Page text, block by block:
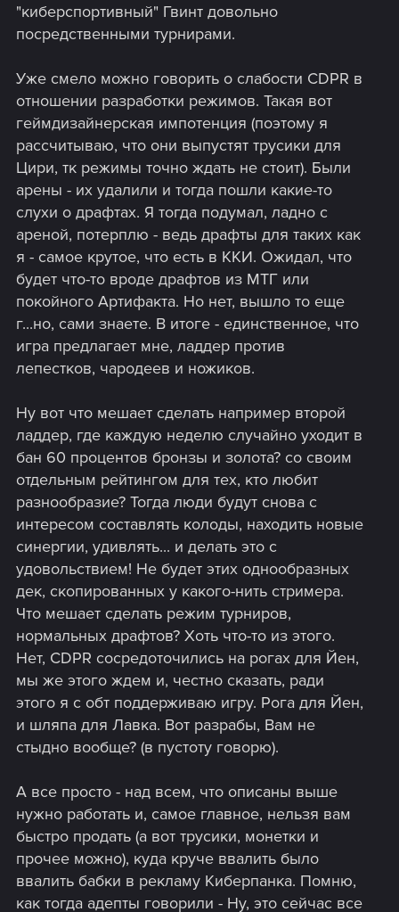
"киберспортивный" Гвинт довольно
посредственными турнирами.
Уже смело можно говорить о слабости CDPR в
отношении разработки режимов. Такая вот
геймдизайнерская импотенция (поэтому я
рассчитываю, что они выпустят трусики для
Цири, тк режимы точно ждать не стоит). Были
арены - их удалили и тогда пошли какие-то
слухи о драфтах. Я тогда подумал, ладно с
ареной, потерплю - ведь драфты для таких как
я - самое крутое, что есть в ККИ. Ожидал, что
будет что-то вроде драфтов из МТГ или
покойного Артифакта. Но нет, вышло то еще
г...но, сами знаете. В итоге - единственное, что
игра предлагает мне, ладдер против
лепестков, чародеев и ножиков.
Ну вот что мешает сделать например второй
ладдер, где каждую неделю случайно уходит в
бан 60 процентов бронзы и золота? со своим
отдельным рейтингом для тех, кто любит
разнообразие? Тогда люди будут снова с
интересом составлять колоды, находить новые
синергии, удивлять... и делать это с
удовольствием! Не будет этих однообразных
дек, скопированных у какого-нить стримера.
Что мешает сделать режим турниров,
нормальных драфтов? Хоть что-то из этого.
Нет, CDPR сосредоточились на рогах для Йен,
мы же этого ждем и, честно сказать, ради
этого я с обт поддерживаю игру. Рога для Йен,
и шляпа для Лавка. Вот разрабы, Вам не
стыдно вообще? (в пустоту говорю).
А все просто - над всем, что описаны выше
нужно работать и, самое главное, нельзя вам
быстро продать (а вот трусики, монетки и
прочее можно), куда круче ввалить было
ввалить бабки в рекламу Киберпанка. Помню,
как тогда адепты говорили - Ну, это сейчас все